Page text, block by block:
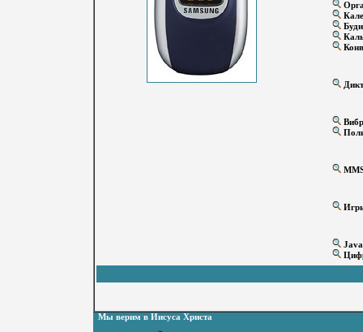
Java
Мы верим в Иисуса Христа